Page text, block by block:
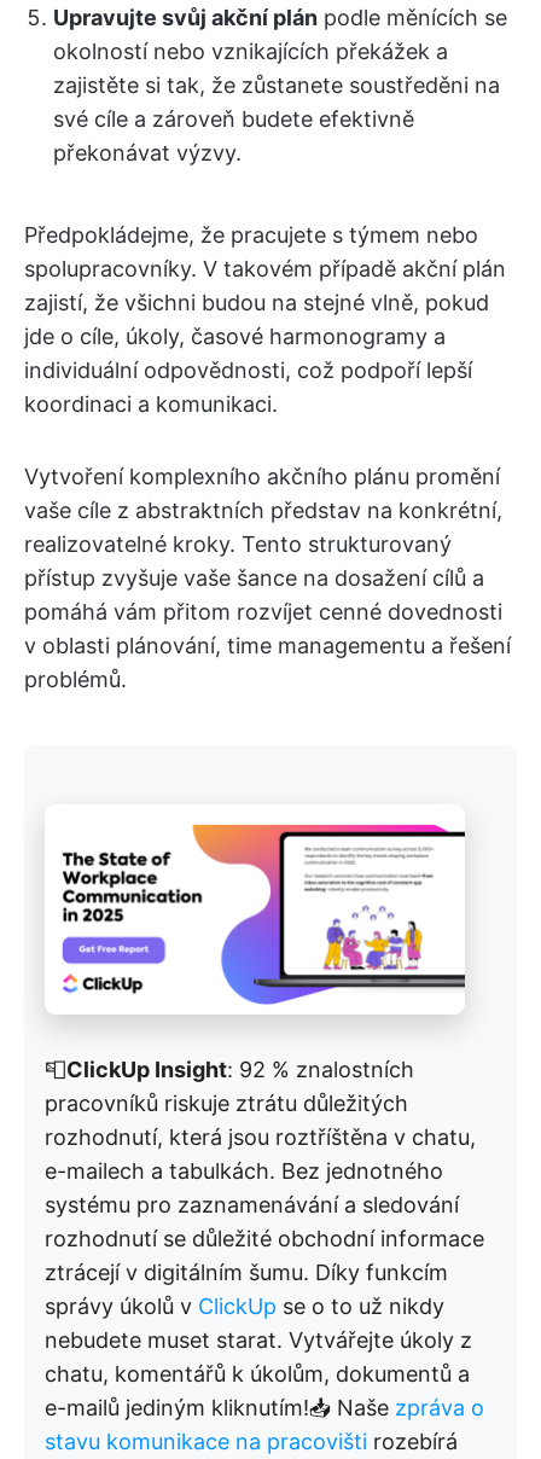
Upravujte svůj akční plán podle měnících se
okolností nebo vznikajících překážek a
zajistěte si tak, že zůstanete soustředěni na
své cíle a zároveň budete efektivně
překonávat výzvy.
Předpokládejme, že pracujete s týmem nebo
spolupracovníky. V takovém případě akční plán
zajistí, že všichni budou na stejné vlně, pokud
jde o cíle, úkoly, časové harmonogramy a
individuální odpovědnosti, což podpoří lepší
koordinaci a komunikaci.
Vytvoření komplexního akčního plánu promění
vaše cíle z abstraktních představ na konkrétní,
realizovatelné kroky. Tento strukturovaný
přístup zvyšuje vaše šance na dosažení cílů a
pomáhá vám přitom rozvíjet cenné dovednosti
v oblasti plánování, time managementu a řešení
problémů.
📮ClickUp Insight: 92 % znalostních
pracovníků riskuje ztrátu důležitých
rozhodnutí, která jsou roztříštěna v chatu,
e-mailech a tabulkách. Bez jednotného
systému pro zaznamenávání a sledování
rozhodnutí se důležité obchodní informace
ztrácejí v digitálním šumu. Díky funkcím
správy úkolů v ClickUp se o to už nikdy
nebudete muset starat. Vytvářejte úkoly z
chatu, komentářů k úkolům, dokumentů a
e-mailů jediným kliknutím!📥 Naše zpráva o
stavu komunikace na pracovišti rozebírá